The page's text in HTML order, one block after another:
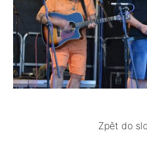
Zpět do